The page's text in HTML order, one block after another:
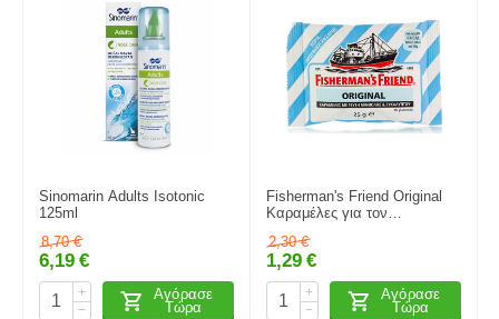
Sinomarin Adults Isotonic
125ml
8,70 €
6,19 €
+
−
Αγόρασε
Τώρα
Fisherman's Friend Original
Καραμέλες για τον
Ευκάλυπτο - Χωρίς Ζάχαρη,
25gr
2,30 €
1,29 €
+
−
Αγόρασε
Τώρα